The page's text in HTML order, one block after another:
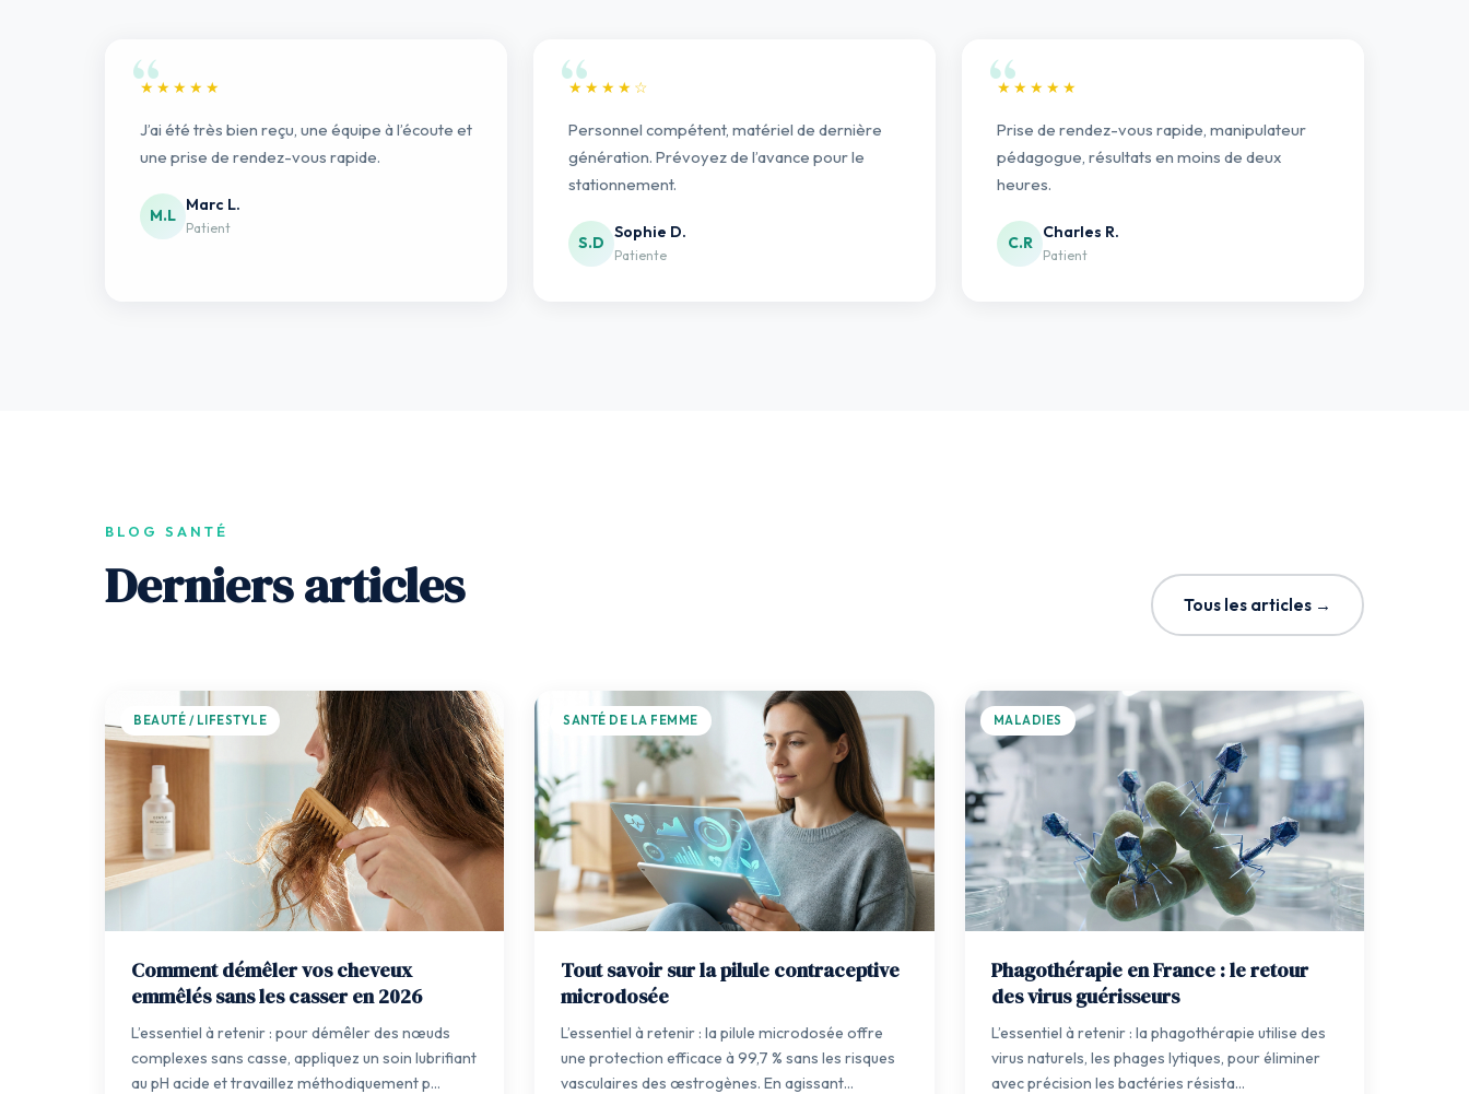
★★★★★
J’ai été très bien reçu, une équipe à l’écoute et
une prise de rendez-vous rapide.
M.L
Marc L.
Patient
★★★★☆
Personnel compétent, matériel de dernière
génération. Prévoyez de l’avance pour le
stationnement.
S.D
Sophie D.
Patiente
★★★★★
Prise de rendez-vous rapide, manipulateur
pédagogue, résultats en moins de deux
heures.
C.R
Charles R.
Patient
BLOG SANTÉ
Derniers articles Tous les articles →
BEAUTÉ / LIFESTYLE
Comment démêler vos cheveux
emmêlés sans les casser en 2026
L’essentiel à retenir : pour démêler des nœuds
complexes sans casse, appliquez un soin lubrifiant
au pH acide et travaillez méthodiquement p…
SANTÉ DE LA FEMME
Tout savoir sur la pilule contraceptive
microdosée
L’essentiel à retenir : la pilule microdosée offre
une protection efficace à 99,7 % sans les risques
vasculaires des œstrogènes. En agissant…
MALADIES
Phagothérapie en France : le retour
des virus guérisseurs
L’essentiel à retenir : la phagothérapie utilise des
virus naturels, les phages lytiques, pour éliminer
avec précision les bactéries résista…